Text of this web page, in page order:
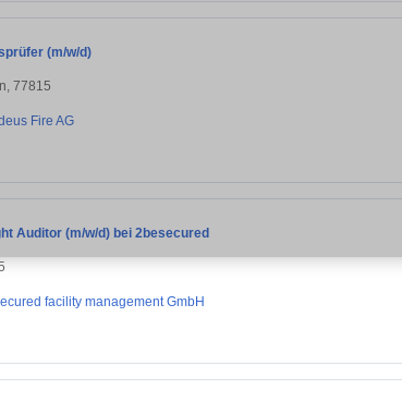
(m/w/d)
77815
Fire AG
Auditor (m/w/d) bei 2besecured
facility management GmbH